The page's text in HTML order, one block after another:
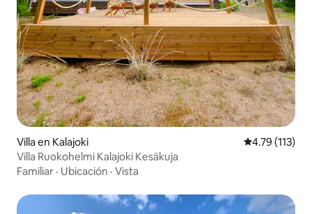
Villa en Kalajoki Calificación
4.79 (113)
Villa Ruokohelmi Kalajoki Kesäkuja
Familiar · Ubicación · Vista